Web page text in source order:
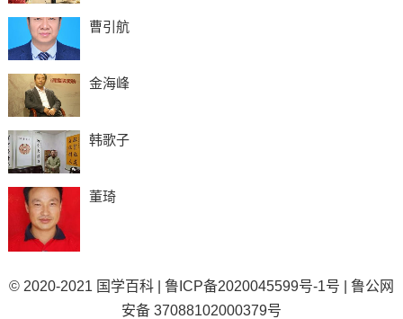
曹引航
金海峰
韩歌子
董琦
© 2020-2021 国学百科 鲁ICP备2020045599号-1号
鲁公网
安备 37088102000379号